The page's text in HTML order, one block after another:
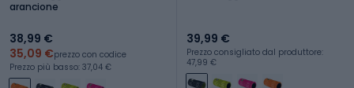
arancione
38,99 €
35,09 €prezzo con codice
Prezzo più basso: 37,04 €
39,99 €
Prezzo consigliato dal produttore:
47,99 €